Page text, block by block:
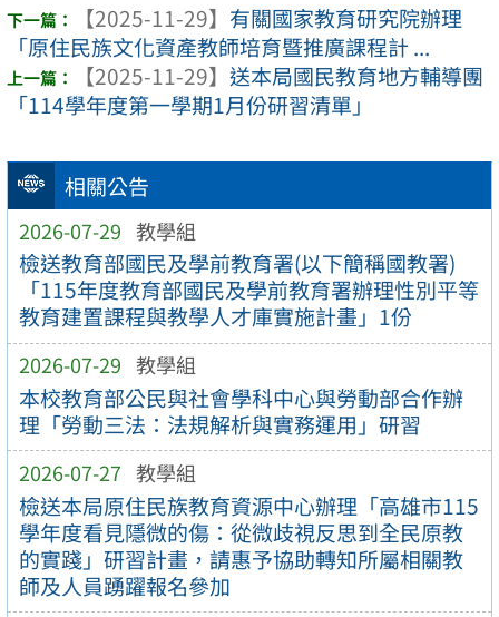
相關公告
2026-07-29 教學組
檢送教育部國民及學前教育署(以下簡稱國教署)
「115年度教育部國民及學前教育署辦理性別平等
教育建置課程與教學人才庫實施計畫」1份
2026-07-29 教學組
本校教育部公民與社會學科中心與勞動部合作辦
理「勞動三法：法規解析與實務運用」研習
2026-07-27 教學組
檢送本局原住民族教育資源中心辦理「高雄市115
學年度看見隱微的傷：從微歧視反思到全民原教
的實踐」研習計畫，請惠予協助轉知所屬相關教
師及人員踴躍報名參加
【2025-11-29】 有關國家教育研究院辦理
「原住民族文化資產教師培育暨推廣課程計 ...
【2025-11-29】 送本局國民教育地方輔導團
「114學年度第一學期1月份研習清單」